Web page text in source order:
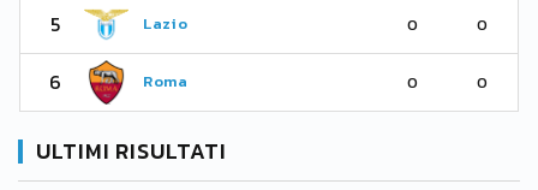
5 Lazio 0 0
6 Roma 0 0
ULTIMI RISULTATI